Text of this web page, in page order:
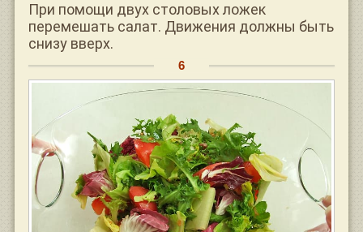
При помощи двух столовых ложек
перемешать салат. Движения должны быть
снизу вверх.